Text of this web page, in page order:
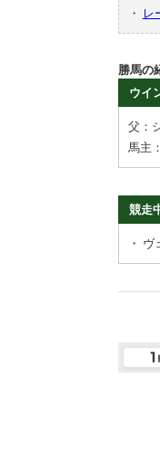
・
レ
勝馬の
ウイ
父：
馬主
競走
・ ヴ